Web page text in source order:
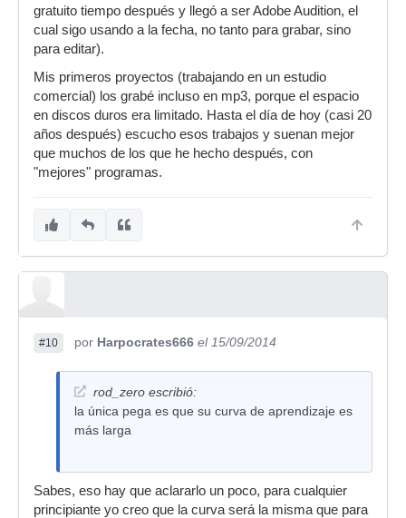
gratuito tiempo después y llegó a ser Adobe Audition, el
cual sigo usando a la fecha, no tanto para grabar, sino
para editar).
Mis primeros proyectos (trabajando en un estudio
comercial) los grabé incluso en mp3, porque el espacio
en discos duros era limitado. Hasta el día de hoy (casi 20
años después) escucho esos trabajos y suenan mejor
que muchos de los que he hecho después, con
"mejores" programas.
#10 por Harpocrates666 el 15/09/2014
rod_zero escribió:
la única pega es que su curva de aprendizaje es
más larga
Sabes, eso hay que aclararlo un poco, para cualquier
principiante yo creo que la curva será la misma que para